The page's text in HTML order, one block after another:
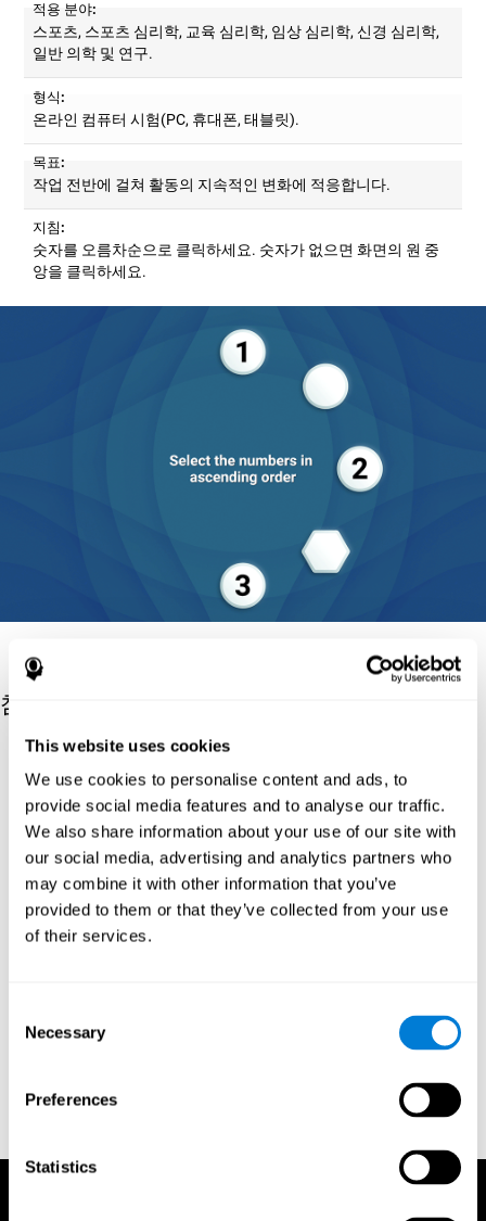
This website uses cookies
We use cookies to personalise content and ads, to
provide social media features and to analyse our traffic.
We also share information about your use of our site with
our social media, advertising and analytics partners who
may combine it with other information that you’ve
provided to them or that they’ve collected from your use
of their services.
Selection
Necessary
Preferences
Statistics
적용 분야:
스포츠, 스포츠 심리학, 교육 심리학, 임상 심리학, 신경 심리학,
일반 의학 및 연구.
형식:
온라인 컴퓨터 시험(PC, 휴대폰, 태블릿).
목표:
작업 전반에 걸쳐 활동의 지속적인 변화에 적응합니다.
지침:
숫자를 오름차순으로 클릭하세요. 숫자가 없으면 화면의 원 중
앙을 클릭하세요.
참고자료
E. A. Berg. (1948). A simple objective technique for measuring
flexibility in thinking. J. Gen. Psychol. 39: 15-22.
Basner, M., Mollicone, D., and Dinges, D. F. (2011). Validity and
sensitivity of a brief psychomotor vigilance test (PVT-B) to total
and partial sleep deprivation. Acta Astronaut. 69, 949–959. doi:
10.1016/j.actaastro.2011.07.015
Greenberg LM. Test of Variables of Attention. Los Alamitos, CA:
The Tova Company; 1991.
Reitan, R. M. (1958). Validity of the Trail Making test as an
indicator of organic brain damage. Percept. Mot Skills. 8 (3):
Sandford, J. A., & Turner, A. (1995). Manual for the Integrated
Visual and Auditory Continuous Performance Test. Richmond,